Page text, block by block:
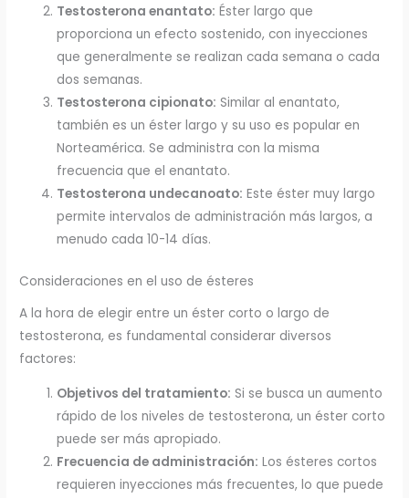
Testosterona enantato: Éster largo que
proporciona un efecto sostenido, con inyecciones
que generalmente se realizan cada semana o cada
dos semanas.
Testosterona cipionato: Similar al enantato,
también es un éster largo y su uso es popular en
Norteamérica. Se administra con la misma
frecuencia que el enantato.
Testosterona undecanoato: Este éster muy largo
permite intervalos de administración más largos, a
menudo cada 10-14 días.
Consideraciones en el uso de ésteres
A la hora de elegir entre un éster corto o largo de
testosterona, es fundamental considerar diversos
factores:
Objetivos del tratamiento: Si se busca un aumento
rápido de los niveles de testosterona, un éster corto
puede ser más apropiado.
Frecuencia de administración: Los ésteres cortos
requieren inyecciones más frecuentes, lo que puede